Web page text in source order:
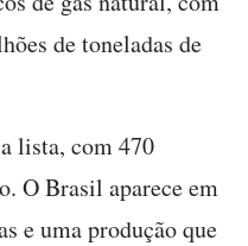
de toneladas de
lista, com 470
O Brasil aparece em
e uma produção que